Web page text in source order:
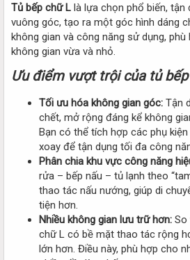
Tủ bếp chữ L là lựa chọn phổ biến, tận
vuông góc, tạo ra một góc hình dáng
không gian và công năng sử dụng,
không gian vừa và nhỏ.
Ưu điểm vượt trội của tủ
Tối ưu hóa không gian góc: Tận
chết, mở rộng đáng kể không
Bạn có thể tích hợp các phụ
xoay để tận dụng tối đa công
Phân chia khu vực công năng
rửa – bếp nấu – tủ lạnh theo
thao tác nấu nướng, giúp di
tiện hơn.
Nhiều không gian lưu trữ hơn: So
chữ L có bề mặt thao tác rộng
lớn hơn. Điều này, phù hợp cho